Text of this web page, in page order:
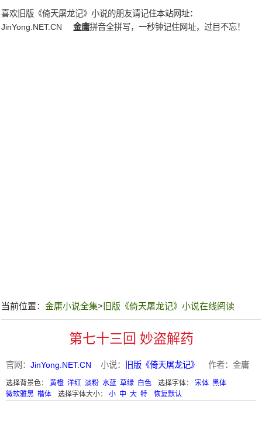
喜欢旧版《倚天屠龙记》小说的朋友请记住本站网址：
JinYong.NET.CN
金庸拼音全拼写，一秒钟记住网址，过目不忘！
当前位置： 金庸小说全集> 旧版《倚天屠龙记》小说在线阅读
第七十三回 妙盗解药
官网： JinYong.NET.CN 小说： 旧版《倚天屠龙记》 作者：金庸
选择背景色： 黄橙 洋红 淡粉 水蓝 草绿 白色 选择字体： 宋体 黑体
微软雅黑 楷体 选择字体大小： 小 中 大 特 恢复默认